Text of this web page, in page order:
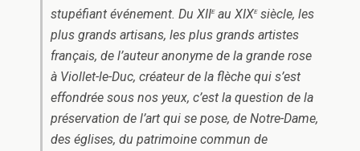
stupéfiant événement. Du XIIeau XIXesiècle, les
plus grands artisans, les plus grands artistes
français, de l’auteur anonyme de la grande rose
à Viollet-le-Duc, créateur de la flèche qui s’est
effondrée sous nos yeux, c’est la question de la
préservation de l’art qui se pose, de Notre-Dame,
des églises, du patrimoine commun de